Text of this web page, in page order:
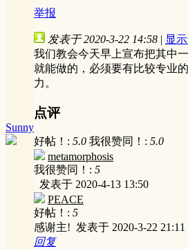
举报
Sunny
发表于 2020-3-22 14:58 | 显
我们教会今天早上宣布把其中
就能做的，必须要有比较专业
力。
点评
好帖！: 5.0 我很赞同！: 5.0
metamorphosis
我很赞同！: 5
发表于 2020-4-13 13:50
PEACE
好帖！: 5
感谢主! 发表于 2020-3-22 21:11
回复